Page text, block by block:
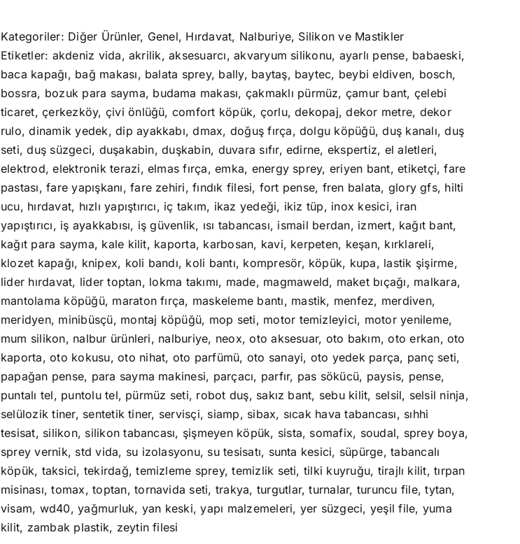
Kategoriler: Diğer Ürünler, Genel, Hırdavat, Nalburiye, Silikon ve Mastikler
Etiketler: akdeniz vida,akrilik,aksesuarcı,akvaryum silikonu, ayarlı pense, babaeski,
baca kapağı, bağ makası, balata sprey, bally, baytaş, baytec, beybi eldiven, bosch,
bossra, bozuk para sayma, budama makası, çakmaklı pürmüz, çamur bant, çelebi
ticaret,çerkezköy, çivi önlüğü, comfort köpük, çorlu,dekopaj,dekor metre, dekor
rulo,dinamik yedek,dip ayakkabı,dmax, doğuş fırça,dolgu köpüğü,duş kanalı,duş
seti,duş süzgeci, duşakabin,duşkabin, duvara sıfır,edirne, ekspertiz, el aletleri,
elektrod,elektronik terazi, elmas fırça,emka, energy sprey, eriyen bant,etiketçi,fare
pastası,fare yapışkanı,fare zehiri,fındık filesi, fort pense, fren balata, glory gfs, hilti
ucu, hırdavat, hızlı yapıştırıcı, iç takım, ikaz yedeği, ikiz tüp, inox kesici, iran
yapıştırıcı, iş ayakkabısı, iş güvenlik, ısı tabancası, ismail berdan, izmert, kağıt bant,
kağıt para sayma, kale kilit, kaporta, karbosan, kavi, kerpeten, keşan, kırklareli,
klozet kapağı, knipex, koli bandı, koli bantı, kompresör, köpük, kupa, lastik şişirme,
lider hırdavat, lider toptan, lokma takımı, made, magmaweld, maket bıçağı, malkara,
mantolama köpüğü, maraton fırça, maskeleme bantı, mastik, menfez, merdiven,
meridyen, minibüsçü, montaj köpüğü, mop seti, motor temizleyici, motor yenileme,
mum silikon, nalbur ürünleri, nalburiye, neox,oto aksesuar, oto bakım,oto erkan,oto
kaporta,oto kokusu,oto nihat, oto parfümü, oto sanayi, oto yedek parça, panç seti,
papağan pense, para sayma makinesi, parçacı, parfır, pas sökücü, paysis, pense,
puntalı tel, puntolu tel, pürmüz seti, robot duş, sakız bant, sebu kilit, selsil, selsil ninja,
selülozik tiner, sentetik tiner, servisçi, siamp, sibax, sıcak hava tabancası, sıhhi
tesisat, silikon, silikon tabancası, şişmeyen köpük, sista, somafix, soudal, sprey boya,
sprey vernik, std vida, su izolasyonu, su tesisatı, sunta kesici, süpürge,tabancalı
köpük, taksici, tekirdağ,temizleme sprey,temizlik seti, tilki kuyruğu, tirajlı kilit,tırpan
misinası,tomax,toptan,tornavida seti, trakya, turgutlar,turnalar, turuncu file,tytan,
visam, wd40,yağmurluk, yan keski,yapı malzemeleri, yer süzgeci, yeşil file, yuma
kilit, zambak plastik, zeytin filesi